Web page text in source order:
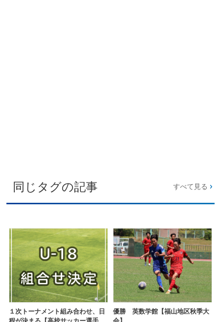
同じタグの記事 すべて見る
１次トーナメント組み合わせ、日
優勝 英数学館【福山地区秋季大